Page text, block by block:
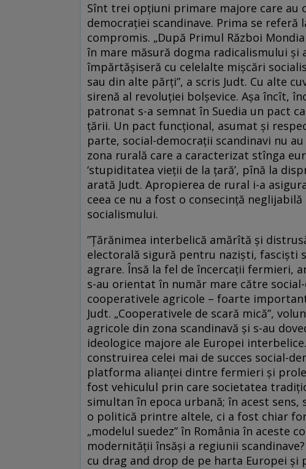
Sînt trei opțiuni primare majore care au
democrației scandinave. Prima se
compromis. „După Primul Război
în mare măsură dogma radicalismului și
împărtășiseră cu celelalte mișcări
sau din alte părți”, a scris Judt. Cu alte
sirenă al revoluției bolșevice. Așa încît,
patronat s-a semnat în Suedia un pact
țării. Un pact funcţional, asumat şi
parte, social-democrații scandinavi nu
zona rurală care a caracterizat stînga
‘stupiditatea vieții de la țară’, pînă la
arată Judt. Apropierea de rural i-a
ceea ce nu a fost o consecință
socialismului.
”Țărănimea interbelică amărîtă și
electorală sigură pentru naziști, fasciști
agrare. Însă la fel de încercații fermieri,
s-au orientat în număr mare către
cooperativele agricole – foarte
Judt. „Cooperativele de scară mică”,
agricole din zona scandinavă și s-au
ideologice majore ale Europei
construirea celei mai de succes social-
platforma alianței dintre fermieri și
fost vehiculul prin care societatea
simultan în epoca urbană; în acest
o politică printre altele, ci a fost chiar
„modelul suedez” în România în aceste
modernității însăși a regiunii
cu drag and drop de pe harta Europei și